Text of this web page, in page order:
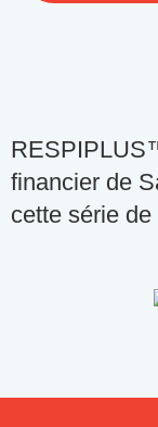
financier de
cette série de